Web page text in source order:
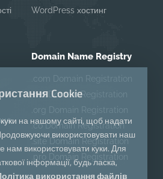
WordPress хостинг
Domain Name Registry
.com Domain Registration
.net Domain Registration
.org Domain Registration
.co Domain Registration
.site Domain Registration
.pro Domain Registration
Cookie
на нашому сайті, щоб надати
використовувати наш
нам використовувати куки. Для
інформації, будь ласка,
використання файлів